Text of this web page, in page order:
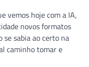
vemos hoje com a IA,
novos formatos
se sabia ao certo na
caminho tomar e